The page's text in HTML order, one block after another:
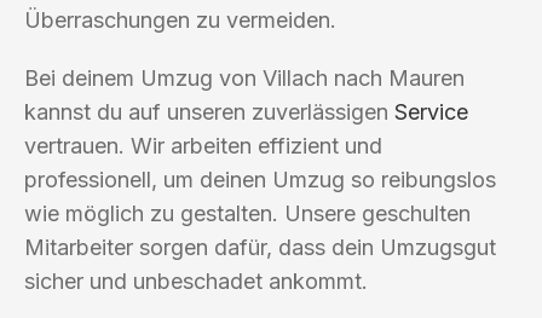
Überraschungen zu vermeiden.
Bei deinem Umzug von Villach nach Mauren
kannst du auf unseren zuverlässigen Service
vertrauen. Wir arbeiten effizient und
professionell, um deinen Umzug so reibungslos
wie möglich zu gestalten. Unsere geschulten
Mitarbeiter sorgen dafür, dass dein Umzugsgut
sicher und unbeschadet ankommt.